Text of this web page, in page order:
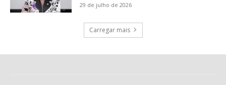
29 de julho de 2026
Carregar mais